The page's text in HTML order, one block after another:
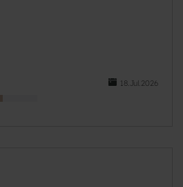
18.Jul.2026